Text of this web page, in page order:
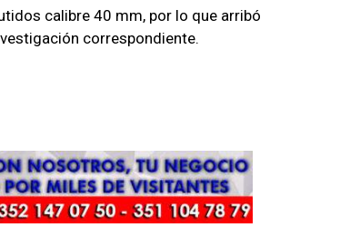
calibre 40 mm, por lo que arribó
correspondiente.